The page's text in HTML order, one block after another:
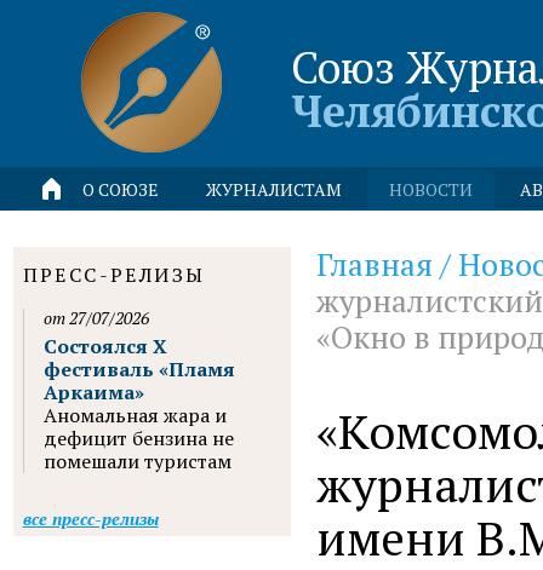
Союз
О СОЮЗЕ ЖУРНАЛИСТАМ НОВОСТИ
Главная /
«Окно в
имени
ПРЕСС-РЕЛИЗЫ
от 27/07/2026
Состоялся X
фестиваль «Пламя
Аркаима»
Аномальная жара и
дефицит бензина не
помешали туристам
все пресс-релизы